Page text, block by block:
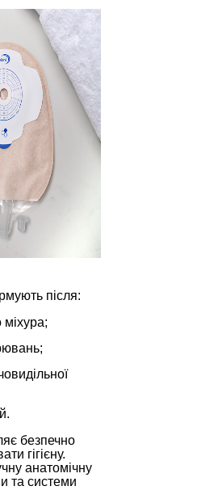
після:
безпечно
гігієну.
анатомічну
та системи